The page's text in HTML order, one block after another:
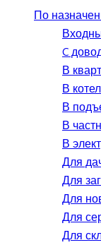
По
C
В
В
В
В
В
Для
Для
Для
Для
Для